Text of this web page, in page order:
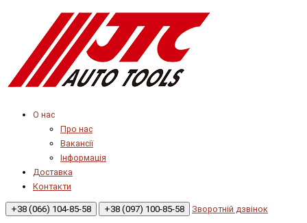
О нас
Про нас
Вакансії
Інформація
Доставка
Контакти
+38 (066) 104-85-58 +38 (097) 100-85-58 Зворотній дзвінок